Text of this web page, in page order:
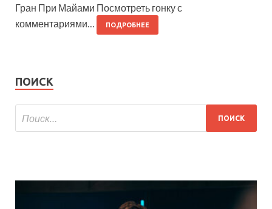
Гран При Майами Посмотреть гонку с
комментариями…
ПОДРОБНЕЕ
ПОИСК